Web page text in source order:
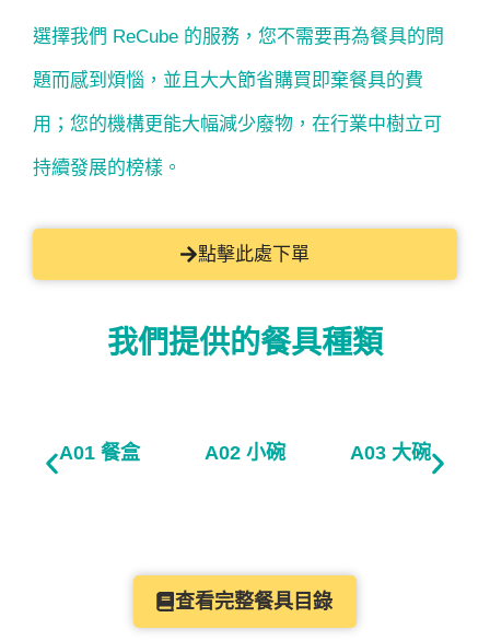
選擇我們 ReCube 的服務，您不需要再為餐具的問
題而感到煩惱，並且大大節省購買即棄餐具的費
用；您的機構更能大幅減少廢物，在行業中樹立可
持續發展的榜樣。
點擊此處下單
我們提供的餐具種類
A01 餐盒​ A02 小碗​ A03 大碗
查看完整餐具目錄